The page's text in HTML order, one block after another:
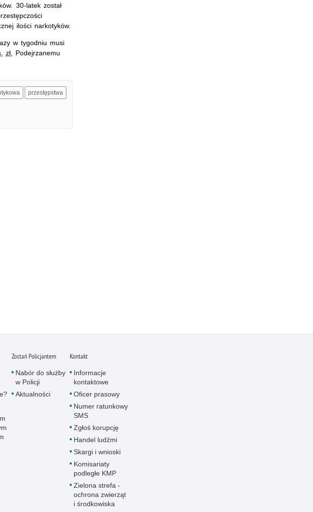
30-latek został
ilości narkotyków.
w tygodniu musi
zł. Podejrzanemu
przestępstwa
Zostań Policjantem
Nabór do służby
w Policji
Aktualności
Kontakt
Informacje
kontaktowe
Oficer prasowy
Numer ratunkowy
SMS
Zgłoś korupcję
Handel ludźmi
Skargi i wnioski
Komisariaty
podległe KMP
Zielona strefa -
ochrona zwierząt
i środkowiska